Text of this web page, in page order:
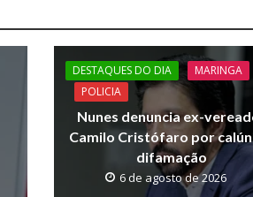
DESTAQUES DO DIA
MARINGA
POLICIA
Nunes denuncia ex-
Camilo Cristófaro por
difamação
6 de agosto de 2026